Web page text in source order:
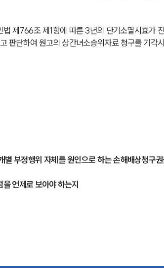
제766조 제1항에 따른 3년의 단기소멸시효가
판단하여 원고의 상간녀소송위자료 청구를 기각
부정행위 자체를 원인으로 하는 손해배상청구
언제로 보아야 하는지